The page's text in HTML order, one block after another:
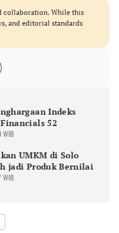
collaboration. While this
and editorial standards
Indeks
52
WIB
UMKM di Solo
jadi Produk Bernilai
WIB